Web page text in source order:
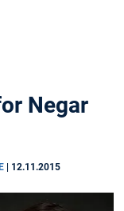
Negar
12.11.2015